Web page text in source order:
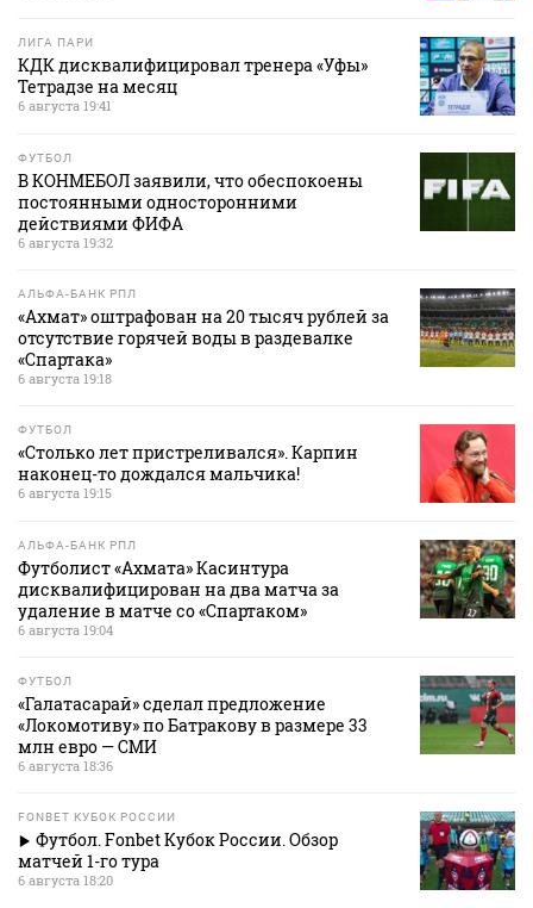
ЛИГА ПАРИ
КДК дисквалифицировал тренера «Уфы»
Тетрадзе на месяц
6 августа 19:41
ФУТБОЛ
В КОНМЕБОЛ заявили, что обеспокоены
постоянными односторонними
действиями ФИФА
6 августа 19:32
АЛЬФА-БАНК РПЛ
«Ахмат» оштрафован на 20 тысяч рублей за
отсутствие горячей воды в раздевалке
«Спартака»
6 августа 19:18
ФУТБОЛ
«Столько лет пристреливался». Карпин
наконец-то дождался мальчика!
6 августа 19:15
АЛЬФА-БАНК РПЛ
Футболист «Ахмата» Касинтура
дисквалифицирован на два матча за
удаление в матче со «Спартаком»
6 августа 19:04
ФУТБОЛ
«Галатасарай» сделал предложение
«Локомотиву» по Батракову в размере 33
млн евро — СМИ
6 августа 18:36
FONBET КУБОК РОССИИ
Футбол. Fonbet Кубок России. Обзор
матчей 1-го тура
6 августа 18:20